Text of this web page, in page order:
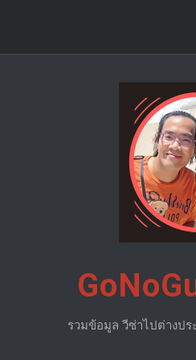
รวมข้อมูล วีซ่าไปต่างปร